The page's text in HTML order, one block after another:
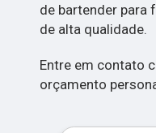
de bartender para
de alta qualidade.
Entre em contato
orçamento